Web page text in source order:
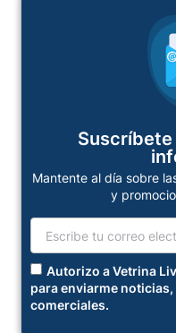
Mantente al día sobre
y
Autorizo a Vetrina
para enviarme
comerciales.